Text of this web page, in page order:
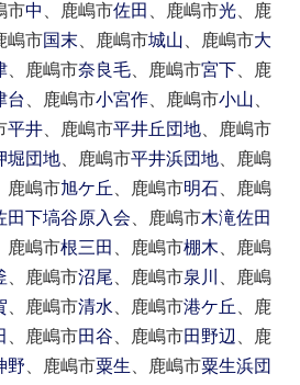
市中 、鹿嶋市佐田 、鹿嶋市光 、鹿
嶋市国末 、鹿嶋市城山 、鹿嶋市大
、鹿嶋市奈良毛 、鹿嶋市宮下 、鹿
台 、鹿嶋市小宮作 、鹿嶋市小山
平井 、鹿嶋市平井丘団地 、鹿嶋市
堀団地 、鹿嶋市平井浜団地 、鹿嶋
、鹿嶋市旭ケ丘 、鹿嶋市明石 、鹿嶋
田下塙谷原入会 、鹿嶋市木滝佐田
、鹿嶋市根三田 、鹿嶋市棚木 、鹿嶋
、鹿嶋市沼尾 、鹿嶋市泉川
、鹿嶋
、鹿嶋市清水 、鹿嶋市港ケ丘
、鹿
、鹿嶋市田谷 、鹿嶋市田野辺
、鹿
野 、鹿嶋市粟生 、鹿嶋市粟生浜団